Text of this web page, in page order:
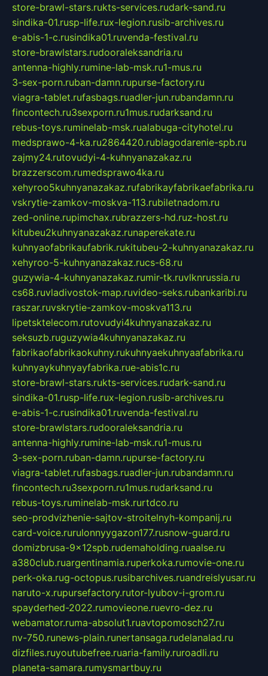
store-brawl-stars.rukts-services.rudark-sand.ru
sindika-01.rusp-life.rux-legion.rusib-archives.ru
e-abis-1-c.rusindika01.ruvenda-festival.ru
store-brawlstars.rudooraleksandria.ru
antenna-highly.rumine-lab-msk.ru1-mus.ru
3-sex-porn.ruban-damn.rupurse-factory.ru
viagra-tablet.rufasbags.ruadler-jun.rubandamn.ru
fincontech.ru3sexporn.ru1mus.rudarksand.ru
rebus-toys.ruminelab-msk.rualabuga-cityhotel.ru
medsprawo-4-ka.ru2864420.rublagodarenie-spb.ru
zajmy24.rutovudyi-4-kuhnyanazakaz.ru
brazzerscom.rumedsprawo4ka.ru
xehyroo5kuhnyanazakaz.rufabrikayfabrikaefabrika.ru
vskrytie-zamkov-moskva-113.rubiletnadom.ru
zed-online.rupimchax.rubrazzers-hd.ruz-host.ru
kitubeu2kuhnyanazakaz.runaperekate.ru
kuhnyaofabrikaufabrik.rukitubeu-2-kuhnyanazakaz.ru
xehyroo-5-kuhnyanazakaz.rucs-68.ru
guzywia-4-kuhnyanazakaz.rumir-tk.ruvlknrussia.ru
cs68.ruvladivostok-map.ruvideo-seks.rubankaribi.ru
raszar.ruvskrytie-zamkov-moskva113.ru
lipetsktelecom.rutovudyi4kuhnyanazakaz.ru
seksuzb.ruguzywia4kuhnyanazakaz.ru
fabrikaofabrikaokuhny.rukuhnyaekuhnyaafabrika.ru
kuhnyaykuhnyayfabrika.rue-abis1c.ru
store-brawl-stars.rukts-services.rudark-sand.ru
sindika-01.rusp-life.rux-legion.rusib-archives.ru
e-abis-1-c.rusindika01.ruvenda-festival.ru
store-brawlstars.rudooraleksandria.ru
antenna-highly.rumine-lab-msk.ru1-mus.ru
3-sex-porn.ruban-damn.rupurse-factory.ru
viagra-tablet.rufasbags.ruadler-jun.rubandamn.ru
fincontech.ru3sexporn.ru1mus.rudarksand.ru
rebus-toys.ruminelab-msk.rurtdco.ru
seo-prodvizhenie-sajtov-stroitelnyh-kompanij.ru
card-voice.rurulonnyygazon177.rusnow-guard.ru
domizbrusa-9x12spb.rudemaholding.ruaalse.ru
a380club.ruargentinamia.ruperkoka.rumovie-one.ru
perk-oka.rug-octopus.rusibarchives.ruandreislyusar.ru
naruto-x.rupursefactory.rutor-lyubov-i-grom.ru
spayderhed-2022.rumovieone.ruevro-dez.ru
webamator.ruma-absolut1.ruavtopomosch27.ru
nv-750.runews-plain.runertansaga.rudelanalad.ru
dizfiles.ruyoutubefree.ruaria-family.ruroadli.ru
planeta-samara.rumysmartbuy.ru